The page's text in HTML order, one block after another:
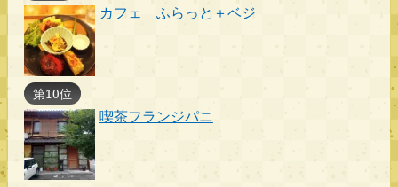
カフェ ふらっと＋ベジ
第10位
喫茶フランジパニ